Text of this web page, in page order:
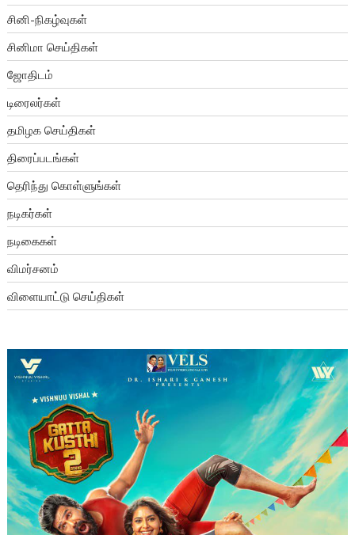
சினி-நிகழ்வுகள்
சினிமா செய்திகள்
ஜோதிடம்
டிரைலர்கள்
தமிழக செய்திகள்
திரைப்படங்கள்
தெரிந்து கொள்ளுங்கள்
நடிகர்கள்
நடிகைகள்
விமர்சனம்
விளையாட்டு செய்திகள்